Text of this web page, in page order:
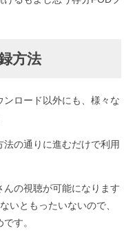
方法
ロード以外にも、様々な
の通りに進むだけで利用
の視聴が可能になります
いともったいないので、
す。